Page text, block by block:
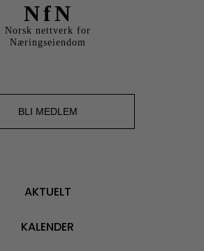
NfN
Norsk nettverk for
Næringseiendom
BLI MEDLEM
AKTUELT
KALENDER